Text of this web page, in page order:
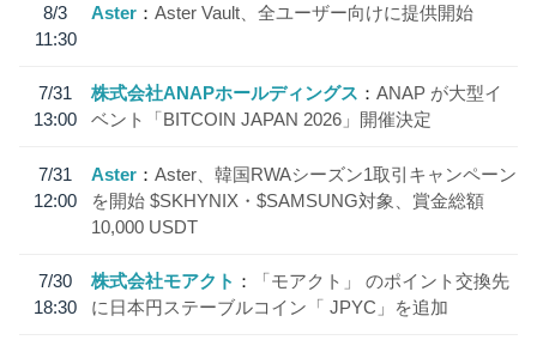
8/3
11:30
Aster Aster Vault、全ユーザー向けに提供開始
7/31
13:00
株式会社ANAPホールディングス
ANAP が大型イ
ベント「BITCOIN JAPAN 2026」開催決定
7/31
12:00
Aster
Aster、韓国RWAシーズン1取引キャンペーン
を開始 $SKHYNIX・$SAMSUNG対象、賞金総額
10,000 USDT
7/30
18:30
株式会社モアクト
「モアクト」 のポイント交換先
に日本円ステーブルコイン「 JPYC」を追加